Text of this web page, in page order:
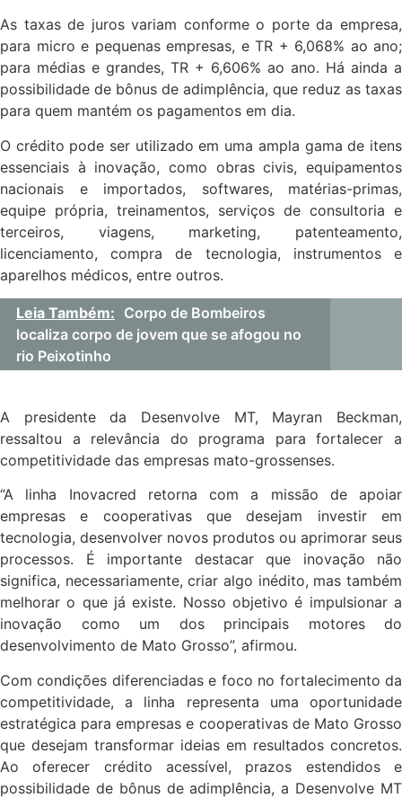
As taxas de juros variam conforme o porte da empresa,
para micro e pequenas empresas, e TR + 6,068% ao ano;
para médias e grandes, TR + 6,606% ao ano. Há ainda a
possibilidade de bônus de adimplência, que reduz as taxas
para quem mantém os pagamentos em dia.
O crédito pode ser utilizado em uma ampla gama de itens
essenciais à inovação, como obras civis, equipamentos
nacionais e importados, softwares, matérias-primas,
equipe própria, treinamentos, serviços de consultoria e
terceiros, viagens, marketing, patenteamento,
licenciamento, compra de tecnologia, instrumentos e
aparelhos médicos, entre outros.
Leia Também: Corpo de Bombeiros
localiza corpo de jovem que se afogou no
rio Peixotinho
A presidente da Desenvolve MT, Mayran Beckman,
ressaltou a relevância do programa para fortalecer a
competitividade das empresas mato-grossenses.
“A linha Inovacred retorna com a missão de apoiar
empresas e cooperativas que desejam investir em
tecnologia, desenvolver novos produtos ou aprimorar seus
processos. É importante destacar que inovação não
significa, necessariamente, criar algo inédito, mas também
melhorar o que já existe. Nosso objetivo é impulsionar a
inovação como um dos principais motores do
desenvolvimento de Mato Grosso”, afirmou.
Com condições diferenciadas e foco no fortalecimento da
competitividade, a linha representa uma oportunidade
estratégica para empresas e cooperativas de Mato Grosso
que desejam transformar ideias em resultados concretos.
Ao oferecer crédito acessível, prazos estendidos e
possibilidade de bônus de adimplência, a Desenvolve MT